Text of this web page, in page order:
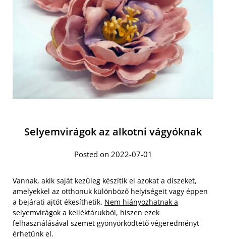
Selyemvirágok az alkotni vágyóknak
Posted on 2022-07-01
Vannak, akik saját kezűleg készítik el azokat a díszeket,
amelyekkel az otthonuk különböző helyiségeit vagy éppen
a bejárati ajtót ékesíthetik. Nem hiányozhatnak a
selyemvirágok a kelléktárukból, hiszen ezek
felhasználásával szemet gyönyörködtető végeredményt
érhetünk el.